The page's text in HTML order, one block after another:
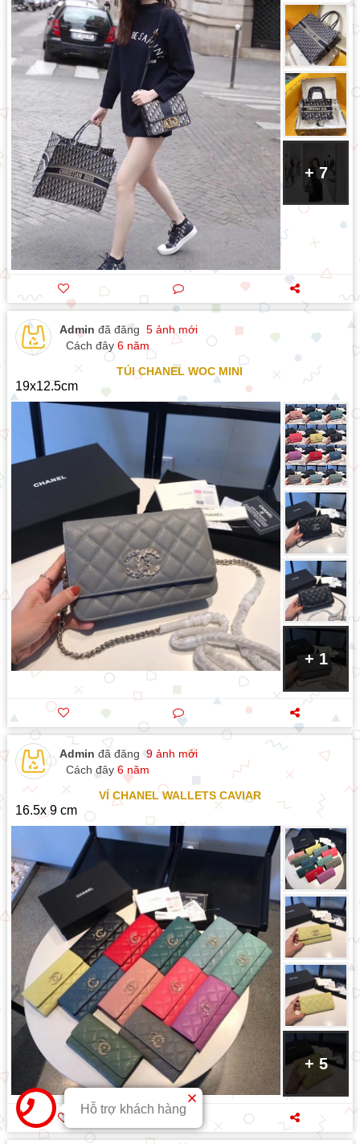
+ 7
Admin đã đăng 5 ảnh mới
Cách đây 6 năm
TÚI CHANEL WOC MINI
19x12.5cm
+ 1
Admin đã đăng 9 ảnh mới
Cách đây 6 năm
VÍ CHANEL WALLETS CAVIAR
16.5x 9 cm
+ 5
Hỗ trợ khách hàng